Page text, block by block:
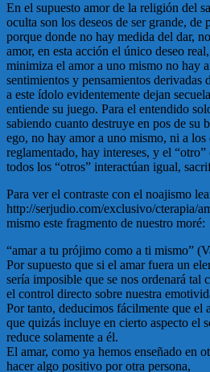
En el supuesto amor de la religión del
oculta son los deseos de ser grande, de
porque donde no hay medida del dar,
amor, en esta acción el único deseo
minimiza el amor a uno mismo no hay
sentimientos y pensamientos derivadas
a este ídolo evidentemente dejan
entiende su juego. Para el entendido
sabiendo cuanto destruye en pos de su
ego, no hay amor a uno mismo, ni a los
reglamentado, hay intereses, y el
todos los “otros” interactúan igual,
Para ver el contraste con el noajismo
http://serjudio.com/exclusivo/cterapia/
mismo este fragmento de nuestro moré:
“amar a tu prójimo como a ti mismo”
Por supuesto que si el amar fuera un
sería imposible que se nos ordenará tal
el control directo sobre nuestra
Por tanto, deducimos fácilmente que el
que quizás incluye en cierto aspecto el
reduce solamente a él.
El amar, como ya hemos enseñado en
hacer algo positivo por otra persona,